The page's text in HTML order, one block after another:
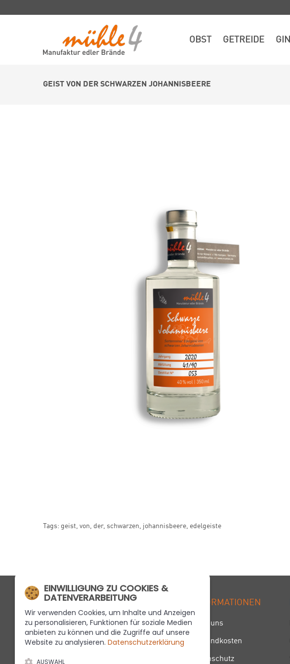
OBST GETREIDE GIN
GEIST VON DER SCHWARZEN JOHANNISBEERE
Tags: geist, von, der, schwarzen, johannisbeere, edelgeiste
MÜHLE4
An der Mühle 4
47906 Kempen
Telefon
INFORMATIONEN
Über uns
Versandkosten
Datenschutz
EINWILLIGUNG ZU COOKIES &
DATENVERARBEITUNG
Wir verwenden Cookies, um Inhalte und Anzeigen
zu personalisieren, Funktionen für soziale Medien
anbieten zu können und die Zugriffe auf unsere
Website zu analysieren. Datenschutzerklärung
AUSWAHL